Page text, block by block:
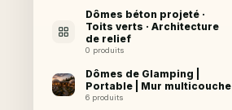
Dômes béton projeté ·
Toits verts · Architecture
de relief
0 produits
Dômes de Glamping |
Portable | Mur multicouche
6 produits